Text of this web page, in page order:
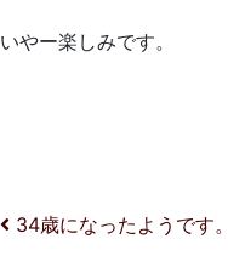
いやー楽しみです。
投稿ナビゲ
34歳になったようです。